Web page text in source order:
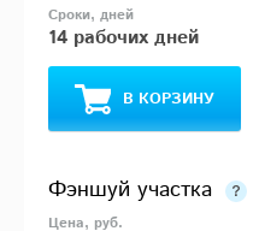
14 рабочих дней
В КОРЗИНУ
Фэншуй участка